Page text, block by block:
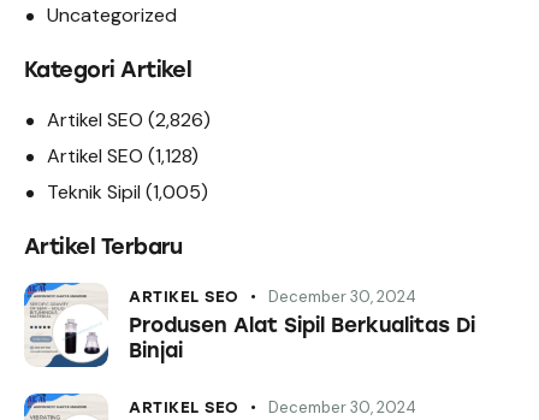
Uncategorized
Kategori Artikel
Artikel SEO (2,826)
Artikel SEO (1,128)
Teknik Sipil (1,005)
Artikel Terbaru
ARTIKEL SEO December 30, 2024
Produsen Alat Sipil Berkualitas Di
Binjai
ARTIKEL SEO December 30, 2024